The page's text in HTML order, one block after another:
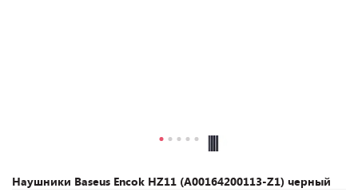
Наушники Baseus Encok HZ11 (A00164200113-Z1) черный